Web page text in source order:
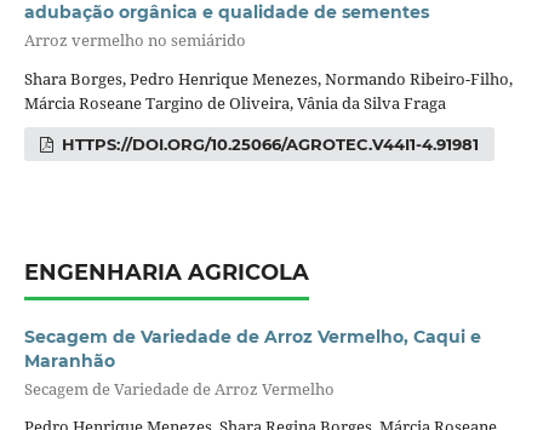
adubação orgânica e qualidade de sementes
Arroz vermelho no semiárido
Shara Borges, Pedro Henrique Menezes, Normando Ribeiro-Filho,
Márcia Roseane Targino de Oliveira, Vânia da Silva Fraga
HTTPS://DOI.ORG/10.25066/AGROTEC.V44I1-4.91981
ENGENHARIA AGRICOLA
Secagem de Variedade de Arroz Vermelho, Caqui e
Maranhão
Secagem de Variedade de Arroz Vermelho